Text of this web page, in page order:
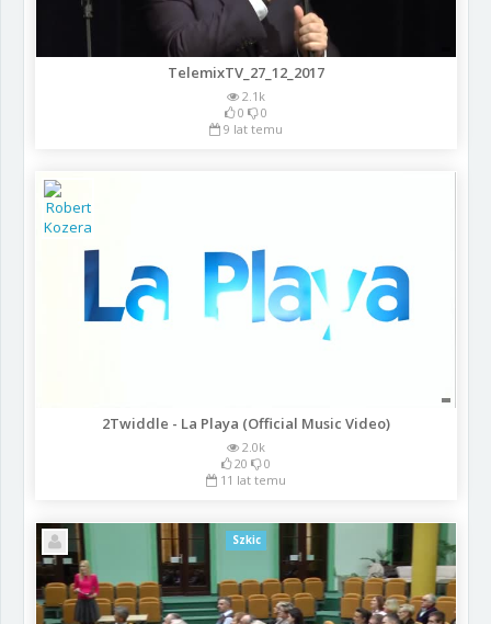
TelemixTV_27_12_2017
2.1k
0
0
9 lat temu
2Twiddle - La Playa (Official Music Video)
2.0k
20
0
11 lat temu
Szkic